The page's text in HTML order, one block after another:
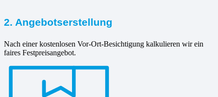
2. Angebotserstellung
Nach einer kostenlosen Vor-Ort-Besichtigung kalkulieren wir ein
faires Festpreisangebot.